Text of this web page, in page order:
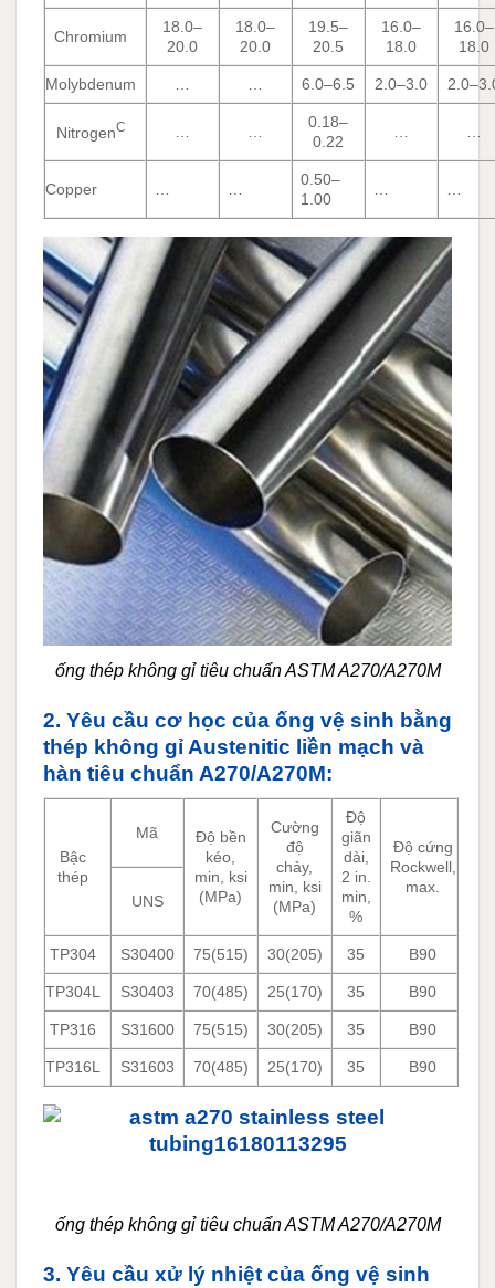
Chromium
18.0–
20.0
18.0–
20.0
19.5–
20.5
16.0–
18.0
16.0–
18.0
Molybdenum … … 6.0–6.5 2.0–3.0
NitrogenC … …
0.18–
0.22
… …
Copper … …
0.50–
1.00
… …
ống thép không gỉ tiêu chuẩn ASTM A270/A270M
2. Yêu cầu cơ học của ống vệ sinh bằng
thép không gỉ Austenitic liền mạch và
hàn tiêu chuẩn A270/A270M:
Bậc
thép
Mã
Độ bền
kéo,
min, ksi
(MPa)
Cường
độ
chảy,
min, ksi
(MPa)
Độ
giãn
dài,
2 in.
min,
%
Độ cứng
Rockwell,
max.
UNS
TP304 S30400 75(515) 30(205) 35 B90
TP304L S30403 70(485) 25(170) 35 B90
TP316 S31600 75(515) 30(205) 35 B90
TP316L S31603 70(485) 25(170) 35 B90
ống thép không gỉ tiêu chuẩn ASTM A270/A270M
3. Yêu cầu xử lý nhiệt của ống vệ sinh